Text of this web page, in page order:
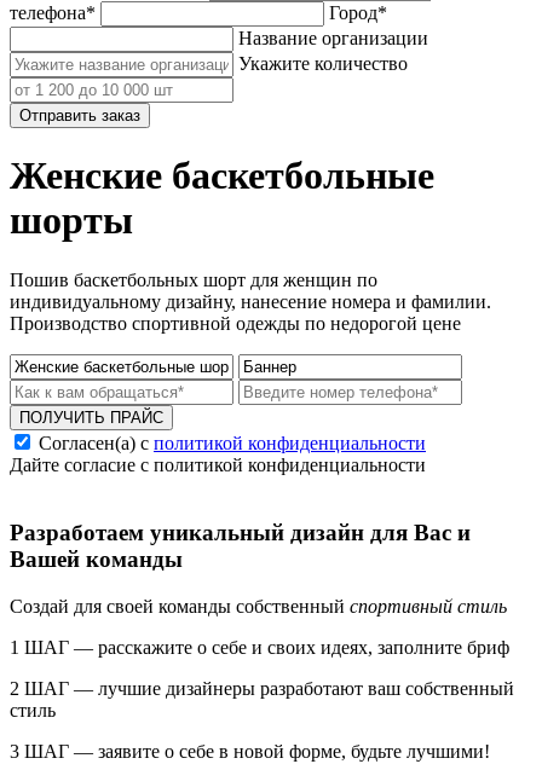
телефона*
Город*
Название организации
Укажите количество
Отправить заказ
Женские баскетбольные
шорты
Пошив баскетбольных шорт для женщин по
индивидуальному дизайну, нанесение номера и фамилии.
Производство спортивной одежды по недорогой цене
ПОЛУЧИТЬ ПРАЙС
Согласен(а) с политикой конфиденциальности
Дайте согласие с политикой конфиденциальности
Разработаем уникальный дизайн для Вас и
Вашей команды
Создай для своей команды собственный спортивный стиль
1 ШАГ — расскажите о себе и своих идеях, заполните бриф
2 ШАГ — лучшие дизайнеры разработают ваш собственный
стиль
3 ШАГ — заявите о себе в новой форме, будьте лучшими!